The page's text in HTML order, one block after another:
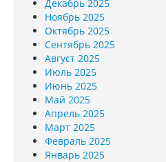
Декабрь 2025
Ноябрь 2025
Октябрь 2025
Сентябрь 2025
Август 2025
Июль 2025
Июнь 2025
Май 2025
Апрель 2025
Март 2025
Февраль 2025
Январь 2025